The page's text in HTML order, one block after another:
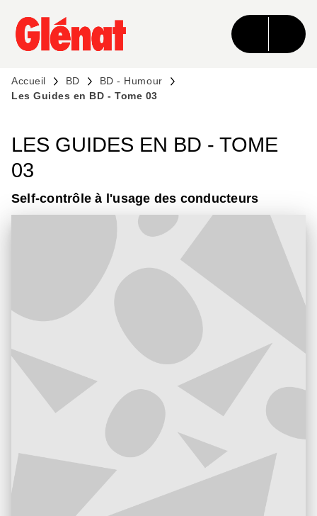
MENU RECHERCHE CONTENU
PIED DE PAGE
Accueil BD
BD - Humour
Les Guides en BD - Tome 03
LES GUIDES EN BD - TOME
03
Self-contrôle à l'usage des conducteurs